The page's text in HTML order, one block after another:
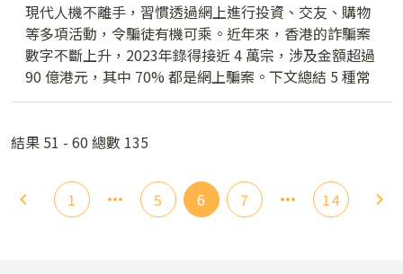
現代人機不離手，習慣透過網上進行投資、交友、購物
等多項活動，令騙徒有機可乘。近年來，香港的詐騙案
數字不斷上升，2023年錄得接近 4 萬宗，涉及金額超過
90 億港元，其中 70% 都是網上騙案。下文總結 5 種常
見的網上騙案類型，讓大家提高警惕，避免受騙。
結果 51 - 60 總數 135
1 5 6 7 14